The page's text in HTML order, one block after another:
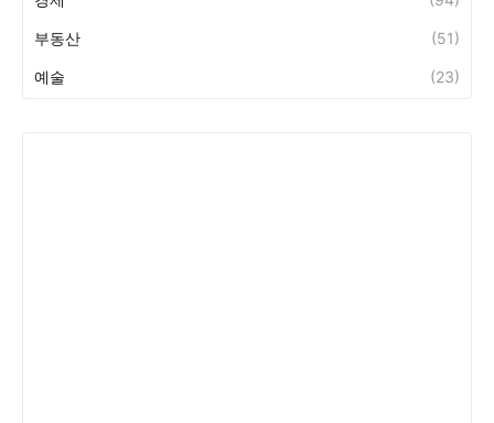
부동산 (51)
예술 (23)